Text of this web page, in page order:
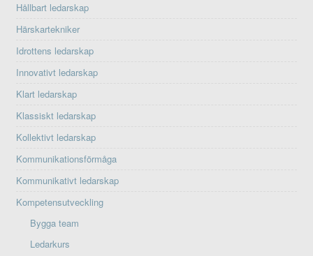
Hållbart ledarskap
Härskartekniker
Idrottens ledarskap
Innovativt ledarskap
Klart ledarskap
Klassiskt ledarskap
Kollektivt ledarskap
Kommunikationsförmåga
Kommunikativt ledarskap
Kompetensutveckling
Bygga team
Ledarkurs